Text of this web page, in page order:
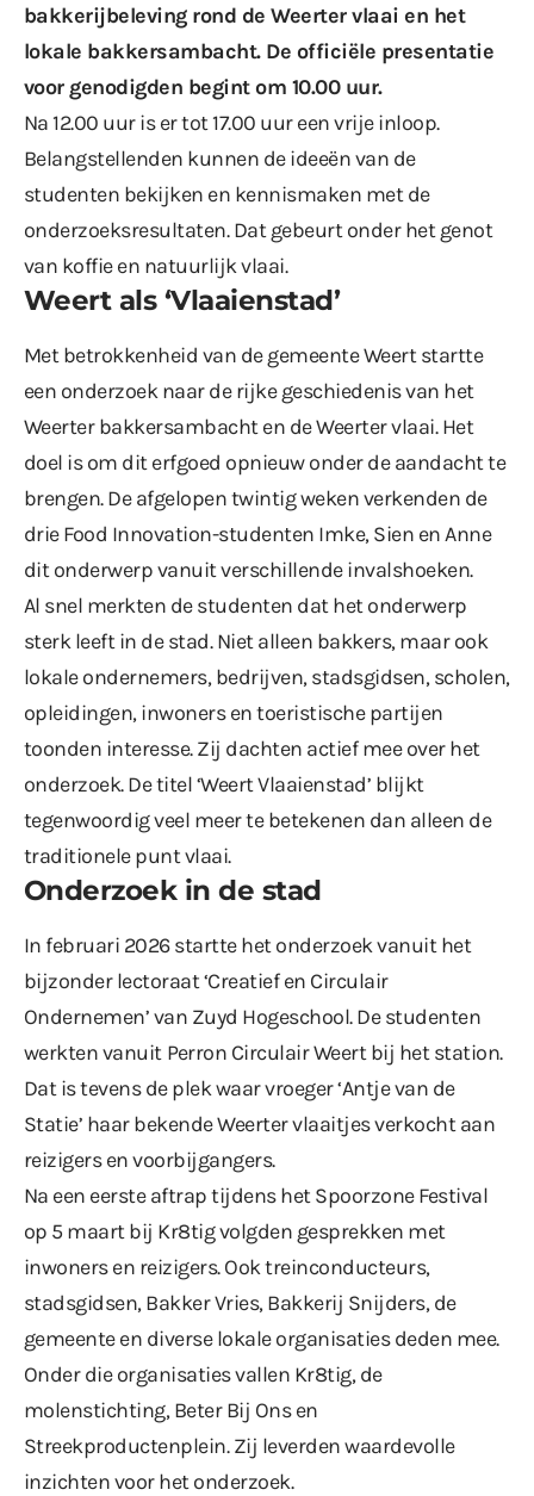
bakkerijbeleving rond de Weerter vlaai en het
lokale bakkersambacht. De officiële presentatie
voor genodigden begint om 10.00 uur.
Na 12.00 uur is er tot 17.00 uur een vrije inloop.
Belangstellenden kunnen de ideeën van de
studenten bekijken en kennismaken met de
onderzoeksresultaten. Dat gebeurt onder het genot
van koffie en natuurlijk vlaai.
Weert als ‘Vlaaienstad’
Met betrokkenheid van de gemeente Weert startte
een onderzoek naar de rijke geschiedenis van het
Weerter bakkersambacht en de Weerter vlaai. Het
doel is om dit erfgoed opnieuw onder de aandacht te
brengen. De afgelopen twintig weken verkenden de
drie Food Innovation-studenten Imke, Sien en Anne
dit onderwerp vanuit verschillende invalshoeken.
Al snel merkten de studenten dat het onderwerp
sterk leeft in de stad. Niet alleen bakkers, maar ook
lokale ondernemers, bedrijven, stadsgidsen, scholen,
opleidingen, inwoners en toeristische partijen
toonden interesse. Zij dachten actief mee over het
onderzoek. De titel ‘Weert Vlaaienstad’ blijkt
tegenwoordig veel meer te betekenen dan alleen de
traditionele punt vlaai.
Onderzoek in de stad
In februari 2026 startte het onderzoek vanuit het
bijzonder lectoraat ‘Creatief en Circulair
Ondernemen’ van Zuyd Hogeschool. De studenten
werkten vanuit Perron Circulair Weertbij het station.
Dat is tevens de plek waar vroeger ‘Antje van de
Statie’ haar bekende Weerter vlaaitjes verkocht aan
reizigers en voorbijgangers.
Na een eerste aftrap tijdens het Spoorzone Festival
op 5 maart bij Kr8tig volgden gesprekken met
inwoners en reizigers. Ook treinconducteurs,
stadsgidsen, Bakker Vries, Bakkerij Snijders, de
gemeente en diverse lokale organisaties deden mee.
Onder die organisaties vallen Kr8tig, de
molenstichting, Beter Bij Ons en
Streekproductenplein. Zij leverden waardevolle
inzichten voor het onderzoek.